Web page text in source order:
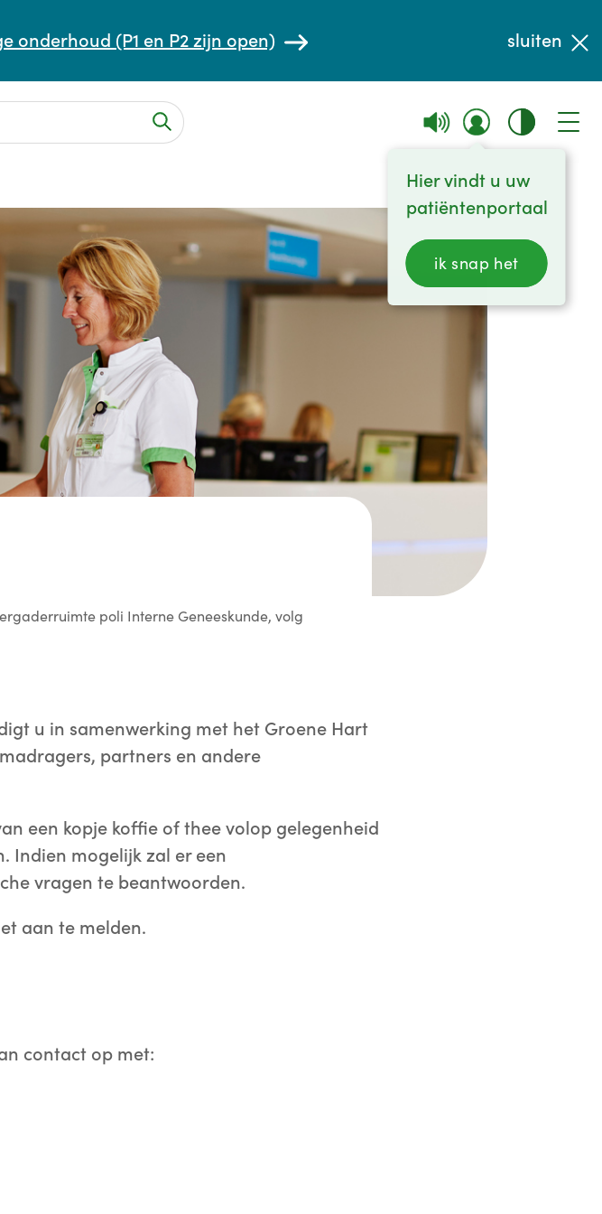
onderhoud (P1 en P2 zijn open) sluiten
Hier vindt u uw
patiëntenportaal
ik snap het
poli Interne Geneeskunde, volg
u in samenwerking met het Groene Hart
partners en andere
een kopje koffie of thee volop gelegenheid
Indien mogelijk zal er een
vragen te beantwoorden.
aan te melden.
contact op met: